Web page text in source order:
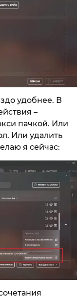
удобнее. В
–
пачкой. Или
Или удалить
я сейчас: